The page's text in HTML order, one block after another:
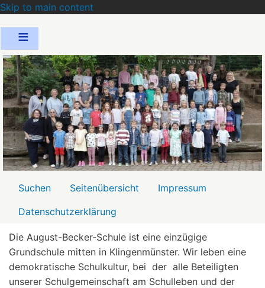
Skip to main content
Menü2
Suchen Seitenübersicht
Impressum
Datenschutzerklärung
Die August-Becker-Schule ist eine einzügige
Grundschule mitten in Klingenmünster. Wir leben eine
demokratische Schulkultur, bei der alle Beteiligten
unserer Schulgemeinschaft am Schulleben und der